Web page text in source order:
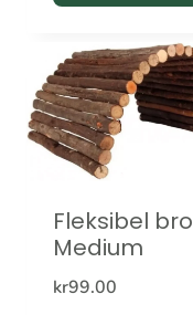
Fleksibel bro
Medium
kr99.00